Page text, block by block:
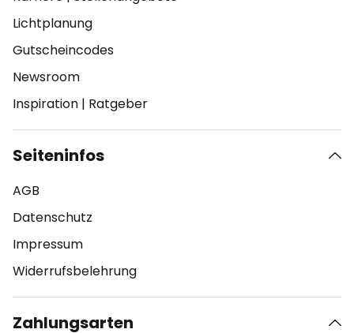
Lichtplanung
Gutscheincodes
Newsroom
Inspiration | Ratgeber
Seiteninfos
AGB
Datenschutz
Impressum
Widerrufsbelehrung
Zahlungsarten